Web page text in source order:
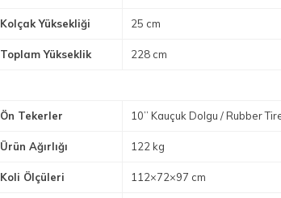
Kolçak Yüksekliği 25 cm
Toplam Yükseklik 228 cm
Ön Tekerler 10’’ Kauçuk Dolgu / Rubber
Ürün Ağırlığı 122 kg
Koli Ölçüleri 112×72×97 cm